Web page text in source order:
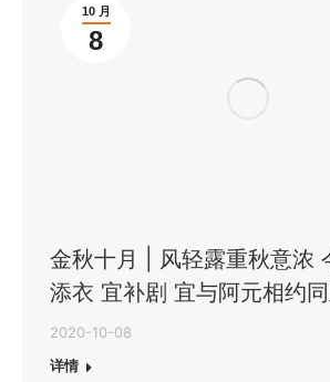
10 月
8
金秋十月 | 风轻露重秋意浓
添衣 宜补剧 宜与阿元相约
2020-10-08
详情